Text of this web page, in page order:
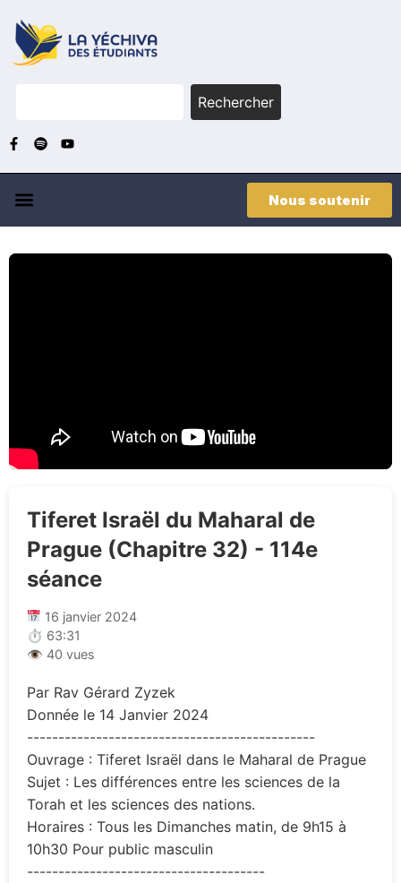
Rechercher
Nous soutenir
Tiferet Israël du Maharal de
Prague (Chapitre 32) - 114e
séance
16 janvier 2024
⏱ 63:31
👁 40 vues
Par Rav Gérard Zyzek
Donnée le 14 Janvier 2024
----------------------------------------------
Ouvrage : Tiferet Israël dans le Maharal de Prague
Sujet : Les différences entre les sciences de la
Torah et les sciences des nations.
Horaires : Tous les Dimanches matin, de 9h15 à
10h30 Pour public masculin
--------------------------------------